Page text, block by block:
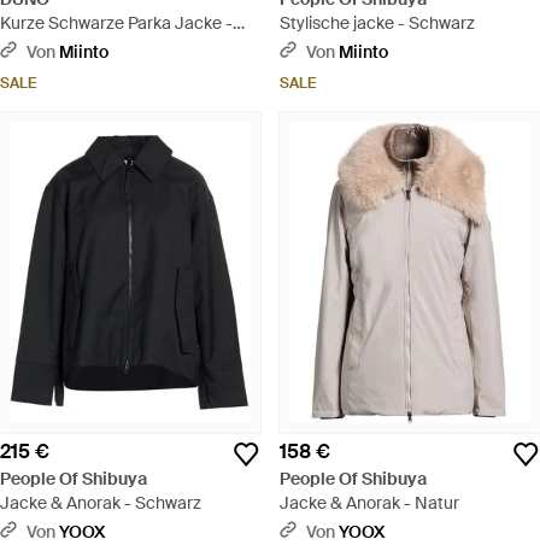
Kurze Schwarze Parka Jacke -
Schwarz
Von Miinto
SALE
Stylische jacke - Schwarz
Von Miinto
SALE
215 €
People Of Shibuya
Jacke & Anorak - Schwarz
VonYOOX
158 €
People Of Shibuya
Jacke & Anorak - Natur
VonYOOX